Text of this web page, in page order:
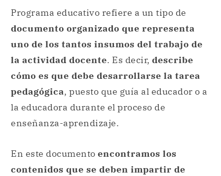
Programa educativo refiere a un tipo de
documento organizado que representa
uno de los tantos insumos del trabajo de
la actividad docente. Es decir, describe
cómo es que debe desarrollarse la tarea
pedagógica, puesto que guía al educador o a
la educadora durante el proceso de
enseñanza-aprendizaje.
En este documento encontramos los
contenidos que se deben impartir de